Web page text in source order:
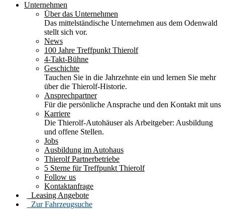
Unternehmen
Über das Unternehmen
Das mittelständische Unternehmen aus dem Odenwald
stellt sich vor.
News
100 Jahre Treffpunkt Thierolf
4-Takt-Bühne
Geschichte
Tauchen Sie in die Jahrzehnte ein und lernen Sie mehr
über die Thierolf-Historie.
Ansprechpartner
Für die persönliche Ansprache und den Kontakt mit uns
Karriere
Die Thierolf-Autohäuser als Arbeitgeber: Ausbildung
und offene Stellen.
Jobs
Ausbildung im Autohaus
Thierolf Partnerbetriebe
5 Sterne für Treffpunkt Thierolf
Follow us
Kontaktanfrage
Leasing Angebote
Zur Fahrzeugsuche